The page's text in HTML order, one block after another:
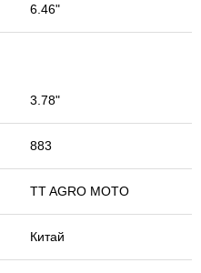
6.46"
3.78"
883
TT AGRO MOTO
Китай